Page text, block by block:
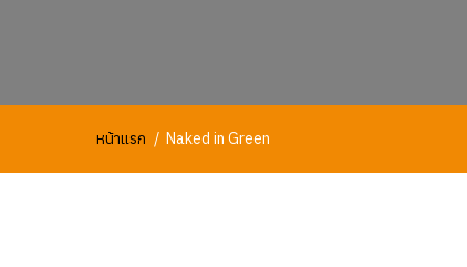
หน้าแรก Naked in Green